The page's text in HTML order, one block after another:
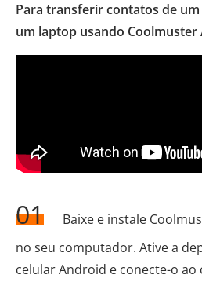
Para transferir contatos de
um laptop usando
01
Baixe e instale
no seu computador. Ative a
celular Android e conecte-o